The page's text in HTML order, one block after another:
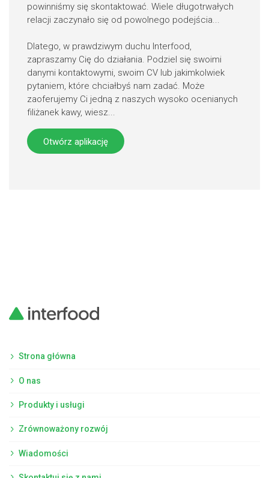
powinniśmy się skontaktować. Wiele długotrwałych
relacji zaczynało się od powolnego podejścia...
Dlatego, w prawdziwym duchu Interfood,
zapraszamy Cię do działania. Podziel się swoimi
danymi kontaktowymi, swoim CV lub jakimkolwiek
pytaniem, które chciałbyś nam zadać. Może
zaoferujemy Ci jedną z naszych wysoko ocenianych
filiżanek kawy, wiesz...
Otwórz aplikację
Strona główna
O nas
Produkty i usługi
Zrównoważony rozwój
Wiadomości